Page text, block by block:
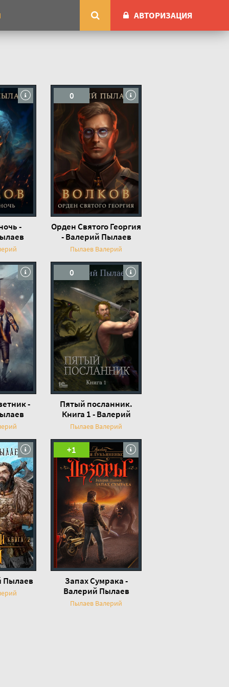
АВТОРИЗАЦИЯ
-
0
Орден Святого Георгия
- Валерий Пылаев
Пылаев Валерий
-
0
Пятый посланник.
Книга 1 - Валерий
Пылаев
Пылаев Валерий
Пылаев
+1
Запах Сумрака -
Валерий Пылаев
Пылаев Валерий